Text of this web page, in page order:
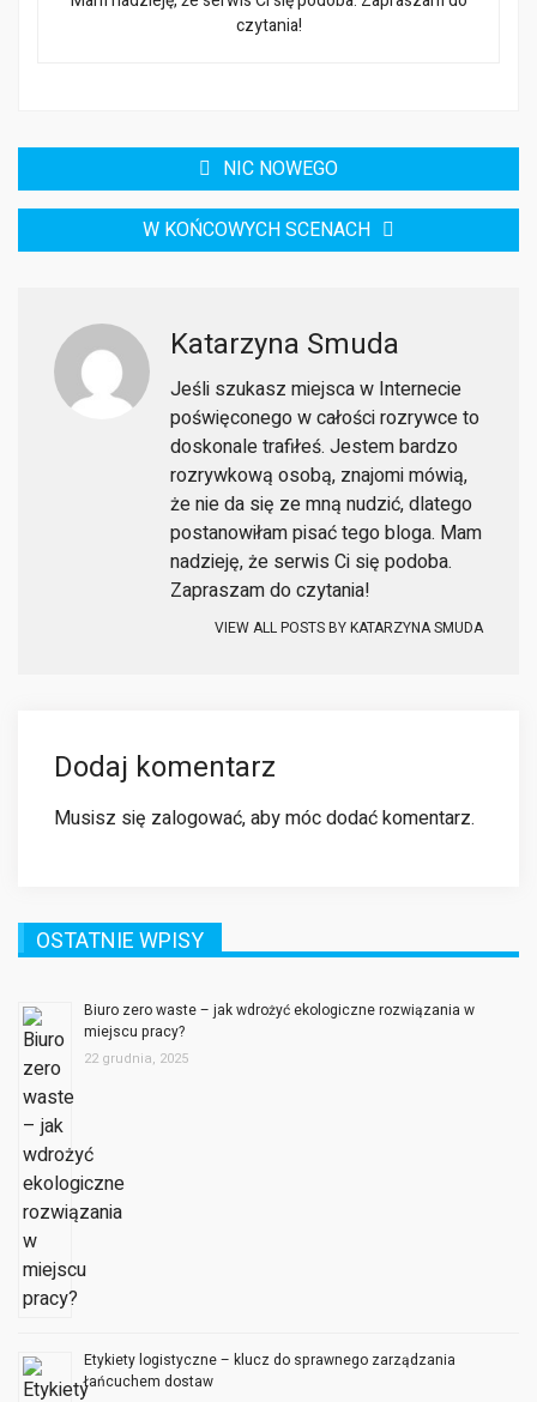
czytania!
wpisu
NIC NOWEGO
W KOŃCOWYCH SCENACH
Katarzyna Smuda
Jeśli szukasz miejsca w Internecie
poświęconego w całości rozrywce to
doskonale trafiłeś. Jestem bardzo
rozrywkową osobą, znajomi mówią,
że nie da się ze mną nudzić, dlatego
postanowiłam pisać tego bloga. Mam
nadzieję, że serwis Ci się podoba.
Zapraszam do czytania!
VIEW ALL POSTS BYKATARZYNA SMUDA
Dodaj komentarz
Musisz się zalogować, aby móc dodać komentarz.
OSTATNIE WPISY
Biuro zero waste – jak wdrożyć ekologiczne rozwiązania w
miejscu pracy?
22 grudnia, 2025
Etykiety logistyczne – klucz do sprawnego zarządzania
łańcuchem dostaw